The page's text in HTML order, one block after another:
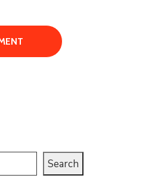
Search